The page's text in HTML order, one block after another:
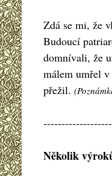
Zdá se mi, že
Budoucí
domnívali, že
málem umřel
přežil.
Několik